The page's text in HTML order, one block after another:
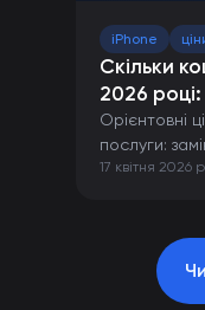
iPhone
Скільки
2026 році:
Орієнтовні
послуги:
камери та
17 квітня 2026